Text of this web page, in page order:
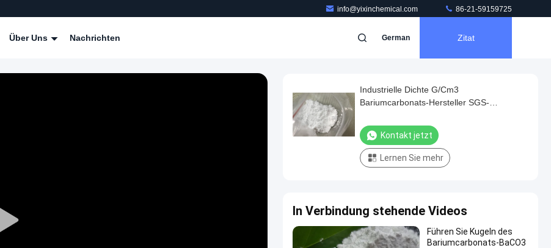
info@yixinchemical.com 86-21-59159725
Über Uns Nachrichten German Zitat
Play
Industrielle Dichte G/Cm3
Bariumcarbonats-Hersteller SGS-
Kontakt jetzt
Lernen Sie mehr
In Verbindung stehende Videos
Führen Sie Kugeln des
Bariumcarbonats-BaCO3